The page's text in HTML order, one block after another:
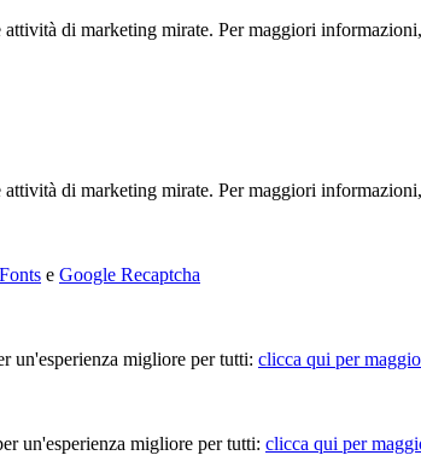
di marketing mirate. Per maggiori
di marketing mirate. Per maggiori
e Google Recaptcha
un'esperienza migliore per tutti: clicca qui per
un'esperienza migliore per tutti: clicca qui per